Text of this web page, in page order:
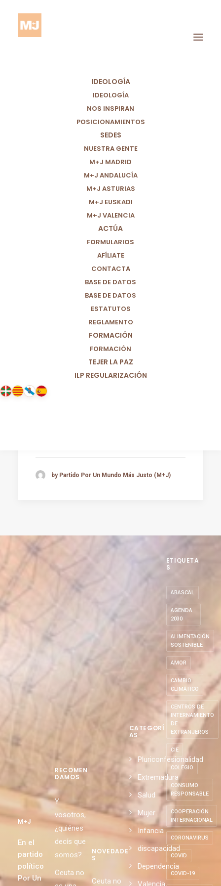
IDEOLOGÍA
IDEOLOGÍA
NOS INSPIRAN
POSICIONAMIENTOS
SEDES
NUESTRA GENTE
M+J MADRID
M+J ANDALUCÍA
M+J ASTURIAS
M+J EUSKADI
M+J VALENCIA
ACTÚA
FORMULARIOS
AFÍLIATE
CONTACTA
BASE DE DATOS
BASE DE DATOS
ESTATUTOS
REGLAMENTO
FORMACIÓN
FORMACIÓN
TEJER LA PAZ
ILP REGULARIZACIÓN
Empleo Agrario
by Partido Por Un Mundo Más Justo (M+J)
M+J
En el
partido
político
Por Un
RECOMEN
DAMOS
Y
vosotros,
¿quiénes
decís que
somos?
Ceuta no
NOVEDADE
S
Ceuta no
CATEGORÍ
AS
Pluriconfesionalidad
Extremadura
Salud
Mujer
Infancia
discapacidad
Dependencia
Valencia
ETIQUETA
S
ABASCAL
AGENDA
2030
ALIMENTACIÓN
SOSTENIBLE
AMOR
CAMBIO
CLIMÁTICO
CENTROS DE
INTERNAMIENTO
DE
EXTRANJEROS
CIE
COLEGIO
CONSUMO
RESPONSABLE
COOPERACIÓN
INTERNACIONAL
CORONAVIRUS
COVID
COVID-19